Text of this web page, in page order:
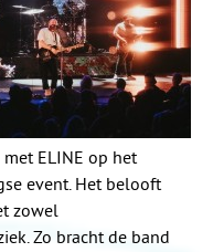
ELINE op het
event. Het belooft
zowel
Zo bracht de band